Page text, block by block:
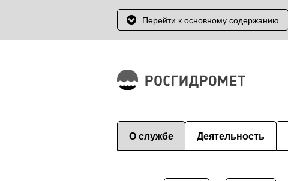
Перейти к основному содержанию
О службе Деятельность